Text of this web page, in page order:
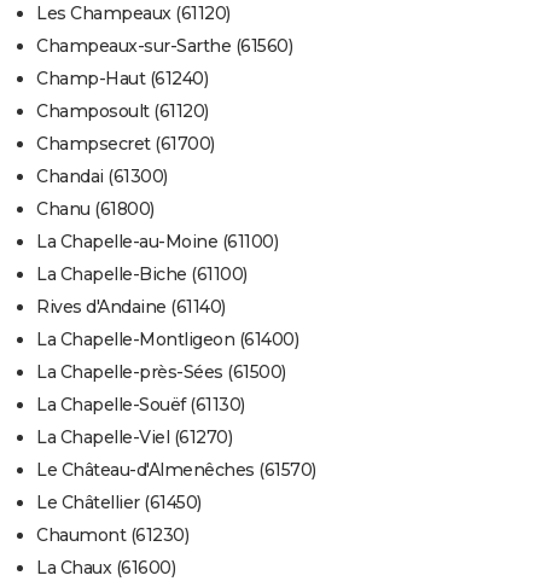
Les Champeaux (61120)
Champeaux-sur-Sarthe (61560)
Champ-Haut (61240)
Champosoult (61120)
Champsecret (61700)
Chandai (61300)
Chanu (61800)
La Chapelle-au-Moine (61100)
La Chapelle-Biche (61100)
Rives d'Andaine (61140)
La Chapelle-Montligeon (61400)
La Chapelle-près-Sées (61500)
La Chapelle-Souëf (61130)
La Chapelle-Viel (61270)
Le Château-d'Almenêches (61570)
Le Châtellier (61450)
Chaumont (61230)
La Chaux (61600)